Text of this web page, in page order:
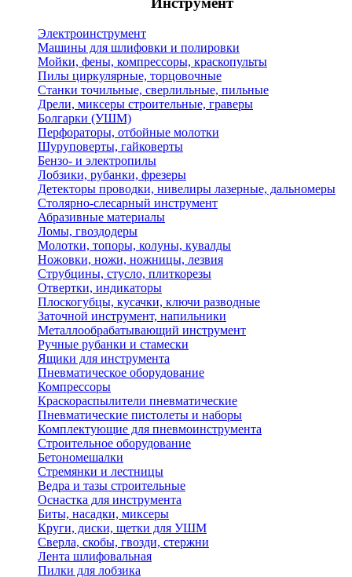
Электроинструмент
Машины для шлифовки и полировки
Мойки, фены, компрессоры, краскопульты
Пилы циркулярные, торцовочные
Станки точильные, сверлильные, пильные
Дрели, миксеры строительные, граверы
Болгарки (УШМ)
Перфораторы, отбойные молотки
Шуруповерты, гайковерты
Бензо- и электропилы
Лобзики, рубанки, фрезеры
Детекторы проводки, нивелиры лазерные, дальномеры
Столярно-слесарный инструмент
Абразивные материалы
Ломы, гвоздодеры
Молотки, топоры, колуны, кувалды
Ножовки, ножи, ножницы, лезвия
Струбцины, стусло, плиткорезы
Отвертки, индикаторы
Плоскогубцы, кусачки, ключи разводные
Заточной инструмент, напильники
Металлообрабатывающий инструмент
Ручные рубанки и стамески
Ящики для инструмента
Пневматическое оборудование
Компрессоры
Краскораспылители пневматические
Пневматические пистолеты и наборы
Комплектующие для пневмоинструмента
Строительное оборудование
Бетономешалки
Стремянки и лестницы
Ведра и тазы строительные
Оснастка для инструмента
Биты, насадки, миксеры
Круги, диски, щетки для УШМ
Сверла, скобы, гвозди, стержни
Лента шлифовальная
Пилки для лобзика